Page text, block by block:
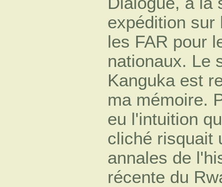
expédition sur
les FAR pour
nationaux. Le
Kanguka est
ma mémoire.
eu l'intuition
cliché risquait
annales de
récente du